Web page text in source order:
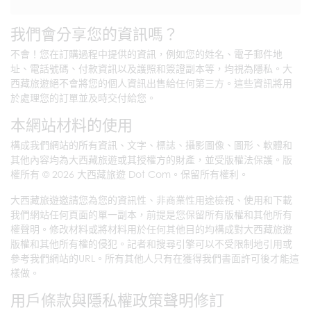
我們會分享您的資訊嗎？
不會！您在訂購過程中提供的資訊，例如您的姓名、電子郵件地
址、電話號碼、付款資訊以及護照和簽證副本等，均視為隱私。大
西藏旅遊絕不會將您的個人資訊出售給任何第三方。這些資訊將用
於處理您的訂單並及時交付給您。
本網站材料的使用
構成我們網站的所有資訊、文字、標誌、攝影圖像、圖形、軟體和
其他內容均為大西藏旅遊或其授權方的財產，並受版權法保護。版
權所有 © 2026 大西藏旅遊 Dot Com。保留所有權利。
大西藏旅遊邀請您為您的資訊性、非商業性用途檢視、使用和下載
我們網站任何頁面的單一副本，前提是您保留所有版權和其他所有
權聲明。修改材料或將材料用於任何其他目的均構成對大西藏旅遊
版權和其他所有權的侵犯。記者和搜尋引擎可以不受限制地引用或
參考我們網站的URL。所有其他人只有在獲得我們書面許可後才能這
樣做。
用戶條款與隱私權政策聲明修訂